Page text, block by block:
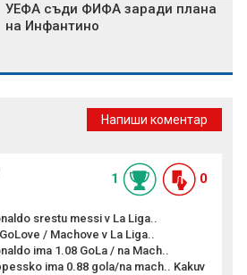
УЕФА съди ФИФА заради плана
на Инфантино
Напиши коментар
1 0
srestu messi v La Liga..
/ Machove v La Liga..
ima 1.08 GoLa / na Mach..
ima 0.88 gola/na mach.. Kakuv